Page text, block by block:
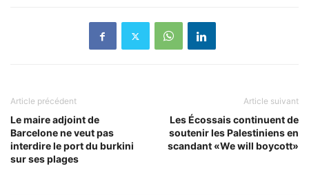
Article précédent
Le maire adjoint de
Barcelone ne veut pas
interdire le port du burkini
sur ses plages
Article suivant
Les Écossais continuent de
soutenir les Palestiniens en
scandant «We will boycott»